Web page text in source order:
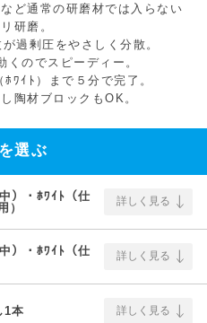
ど通常の研磨材では入らない
研磨。
過剰圧をやさしく分散。
のでスピーディー。
ﾜｲﾄ）まで５分で完了。
陶材ブロックもOK。
選ぶ
）・ﾎﾜｲﾄ（仕
）
詳しく見る
）・ﾎﾜｲﾄ（仕
詳しく見る
本 詳しく見る